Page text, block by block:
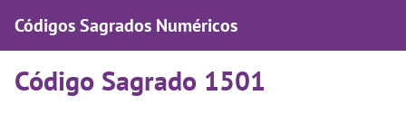
Códigos Sagrados Numéricos
Código Sagrado 1501